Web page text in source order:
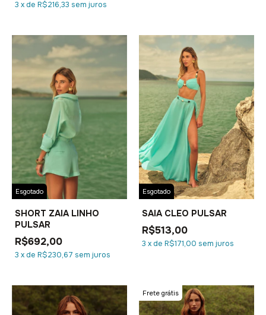
3 xde R$216,33 sem juros
Esgotado
SHORT ZAIA LINHO
PULSAR
R$692,00
3 xde R$230,67 sem juros
Esgotado
SAIA CLEO PULSAR
R$513,00
3 xde R$171,00 sem juros
Frete grátis